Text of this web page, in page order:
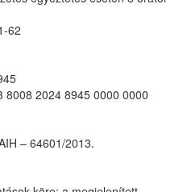
62
8008 2024 8945 0000 0000
– 64601/2013.